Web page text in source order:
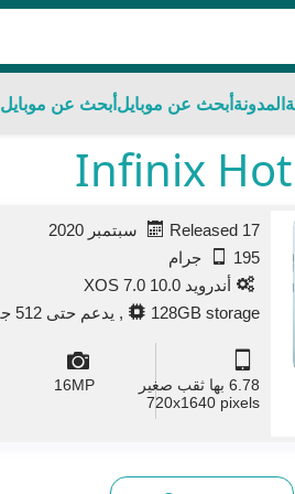
المدونةأبحث عن موبايلأبحث عن موبايل
Released 17 سبتمبر 2020
195 جرام
أندرويد 10.0 XOS 7.0
128GB storage, يدعم حتى 512 جيجا بايت في منفذ منفصل به
6.78 بها ثقب صغير
720x1640 pixels
16MP